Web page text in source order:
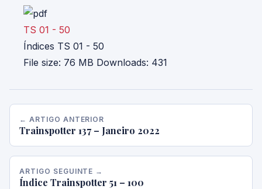
TS 01 - 50
Índices TS 01 - 50
File size: 76 MB Downloads: 431
← ARTIGO ANTERIOR
Trainspotter 137 – Janeiro 2022
ARTIGO SEGUINTE →
Índice Trainspotter 51 – 100